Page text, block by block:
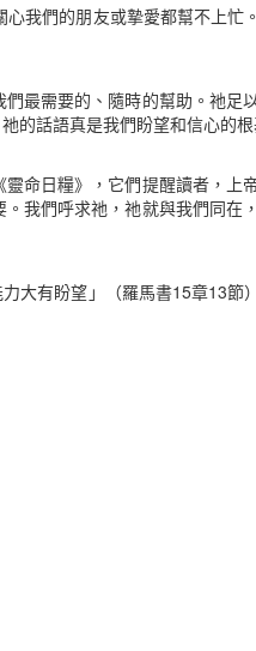
我們的朋友或摯愛都幫不上忙
最需要的、隨時的幫助。祂足
的話語真是我們盼望和信心的根
命日糧》，它們提醒讀者，上
我們呼求祂，祂就與我們同在
大有盼望」（羅馬書15章13節